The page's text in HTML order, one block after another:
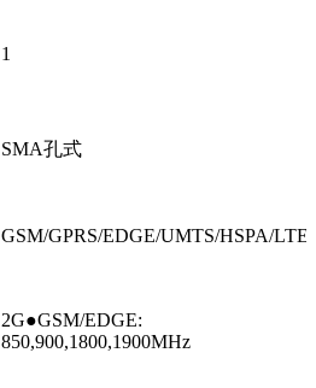
1
SMA孔式
GSM/GPRS/EDGE/UMTS/HSPA/LTE
2G●GSM/EDGE:
850,900,1800,1900MHz